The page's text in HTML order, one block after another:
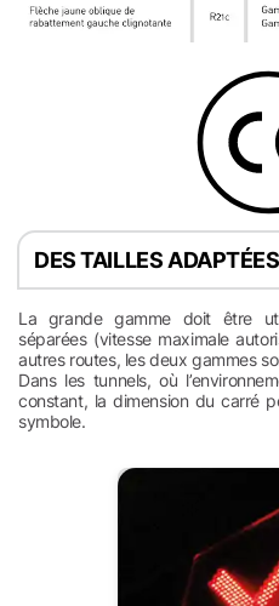
DES TAILLES ADAPTÉES
La grande gamme doit être
séparées (vitesse maximale
autres routes, les deux gammes
Dans les tunnels, où
constant, la dimension du carré
symbole.